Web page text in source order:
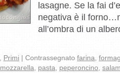
lasagne. Se la fai
negativa è il
all’ombra di un
Primi | Contrassegnato farina
mozzarella pasta peperoncino